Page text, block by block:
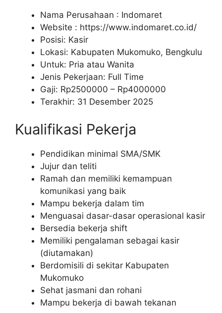
Nama Perusahaan : Indomaret
Website : https://www.indomaret.co.id/
Posisi: Kasir
Lokasi: Kabupaten Mukomuko, Bengkulu
Untuk: Pria atau Wanita
Jenis Pekerjaan: Full Time
Gaji: Rp2500000 – Rp4000000
Terakhir: 31 Desember 2025
Kualifikasi Pekerja
Pendidikan minimal SMA/SMK
Jujur dan teliti
Ramah dan memiliki kemampuan
komunikasi yang baik
Mampu bekerja dalam tim
Menguasai dasar-dasar operasional kasir
Bersedia bekerja shift
Memiliki pengalaman sebagai kasir
(diutamakan)
Berdomisili di sekitar Kabupaten
Mukomuko
Sehat jasmani dan rohani
Mampu bekerja di bawah tekanan